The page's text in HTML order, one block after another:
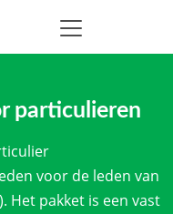
particulieren
voor de leden van
Het pakket is een vast